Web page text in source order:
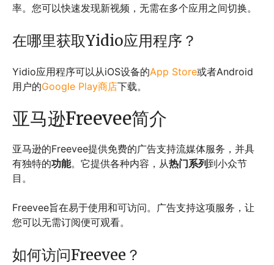
率。您可以快速发现新视频，无需在多个应用之间切换。
在哪里获取Yidio应用程序？
Yidio应用程序可以从iOS设备的App Store或者Android
用户的Google Play商店下载。
亚马逊Freevee简介
亚马逊的Freevee提供免费的广告支持流媒体服务，并具
有独特的功能。它提供各种内容，从热门系列到小众节
目。
Freevee旨在易于使用和可访问。广告支持这项服务，让
您可以无需订阅便可观看。
如何访问Freevee？